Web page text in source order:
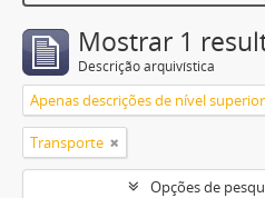
Mostrar 1
Descrição arquivística
Apenas descrições de nível superior
Transporte
Opções de